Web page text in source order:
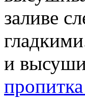
заливе
и